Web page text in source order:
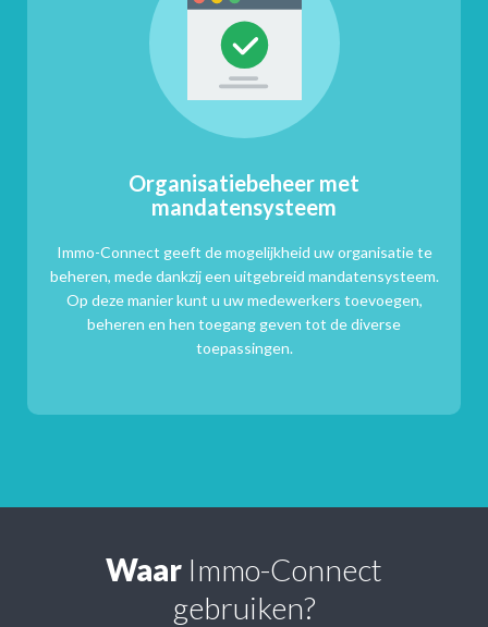
Organisatiebeheer met
mandatensysteem
Immo-Connect geeft de mogelijkheid uw organisatie te
beheren, mede dankzij een uitgebreid mandatensysteem.
Op deze manier kunt u uw medewerkers toevoegen,
beheren en hen toegang geven tot de diverse
toepassingen.
Waar Immo-Connect
gebruiken?